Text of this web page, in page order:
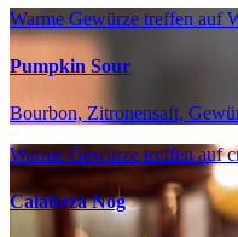
Warme Gewürze treffen auf
Pumpkin Sour
Bourbon, Zitronensaft,
Warme Gewürze treffen auf
Calabaza Nog